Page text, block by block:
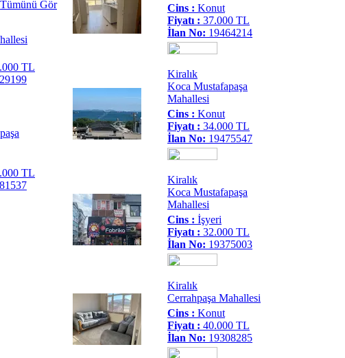
Tümünü Gör
TL
TL
Cins : Konut
Fiyatı : 37.000 TL
İlan No: 19464214
Kiralık
Koca Mustafapaşa
Mahallesi
Cins : Konut
Fiyatı : 34.000 TL
İlan No: 19475547
Kiralık
Koca Mustafapaşa
Mahallesi
Cins : İşyeri
Fiyatı : 32.000 TL
İlan No: 19375003
Kiralık
Cerrahpaşa Mahallesi
Cins : Konut
Fiyatı : 40.000 TL
İlan No: 19308285